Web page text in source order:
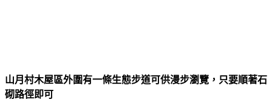
山月村木屋區外圍有一條生態步道可供漫步瀏覽，只要順著石
砌路徑即可